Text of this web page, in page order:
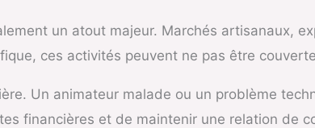
un atout majeur. Marchés artisanaux,
ces activités peuvent ne pas être
Un animateur malade ou un problème
financières et de maintenir une relation de